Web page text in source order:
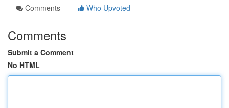
Comments
Who Upvoted
Comments
Submit a Comment
No HTML